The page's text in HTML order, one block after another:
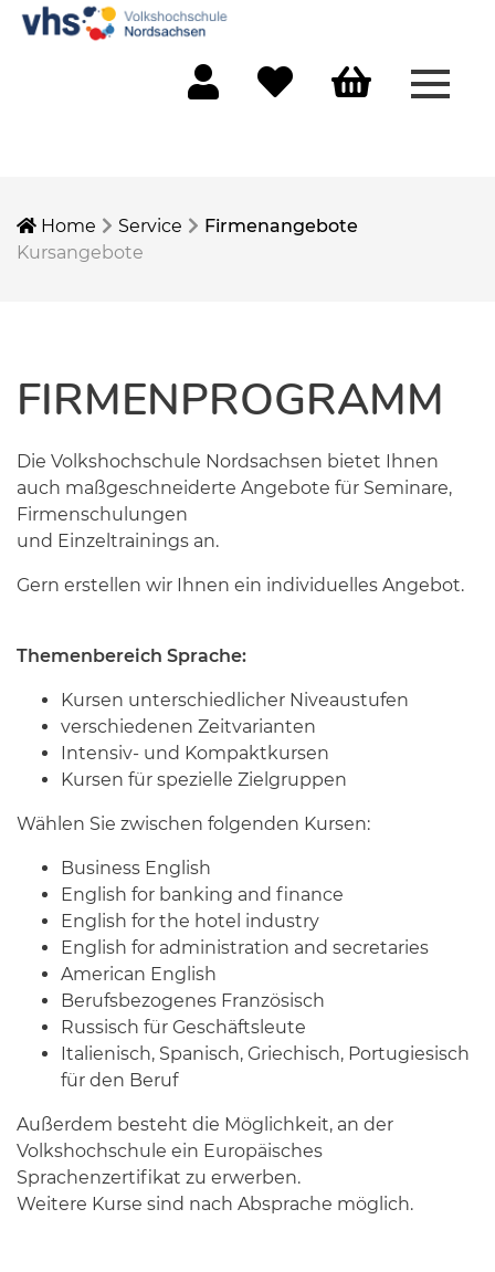
Home Service
Firmenangebote
Kursangebote
FIRMENPROGRAMM
Die Volkshochschule Nordsachsen bietet Ihnen
auch maßgeschneiderte Angebote für Seminare,
Firmenschulungen
und Einzeltrainings an.
Gern erstellen wir Ihnen ein individuelles Angebot.
Themenbereich Sprache:
Kursen unterschiedlicher Niveaustufen
verschiedenen Zeitvarianten
Intensiv- und Kompaktkursen
Kursen für spezielle Zielgruppen
Wählen Sie zwischen folgenden Kursen:
Business English
English for banking and finance
English for the hotel industry
English for administration and secretaries
American English
Berufsbezogenes Französisch
Russisch für Geschäftsleute
Italienisch, Spanisch, Griechisch, Portugiesisch
für den Beruf
Außerdem besteht die Möglichkeit, an der
Volkshochschule ein Europäisches
Sprachenzertifikat zu erwerben.
Weitere Kurse sind nach Absprache möglich.